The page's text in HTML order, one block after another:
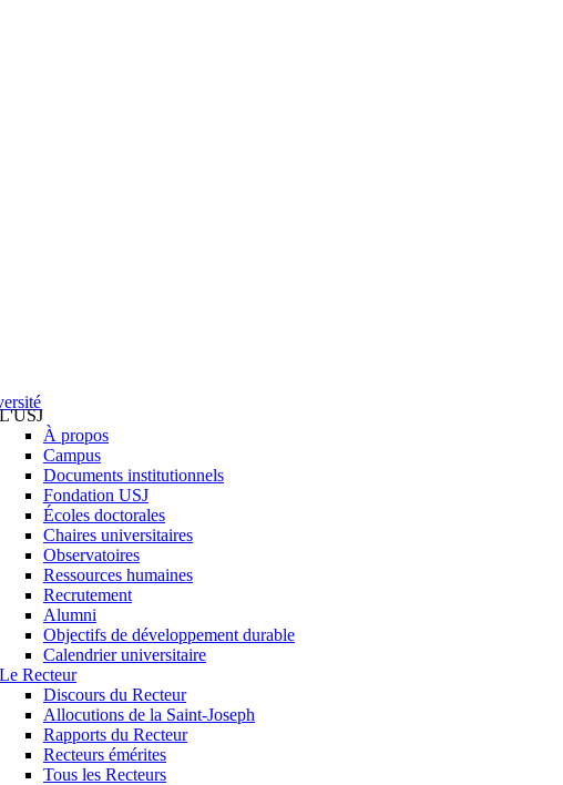
L'USJ
À propos
Campus
Documents institutionnels
Fondation USJ
Écoles doctorales
Chaires universitaires
Observatoires
Ressources humaines
Recrutement
Alumni
Objectifs de développement durable
Calendrier universitaire
Le Recteur
Discours du Recteur
Allocutions de la Saint-Joseph
Rapports du Recteur
Recteurs émérites
Tous les Recteurs